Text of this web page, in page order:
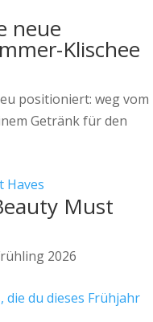
neue
Klischee
positioniert: weg vom
Getränk für den
Must
2026